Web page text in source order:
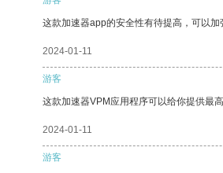
这款加速器app的安全性有待提高，可以加
2024-01-11
游客
这款加速器VPM应用程序可以给你提供最
2024-01-11
游客